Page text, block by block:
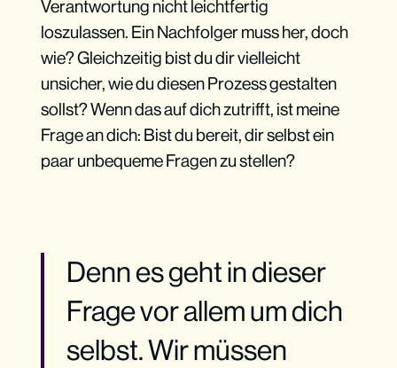
Verantwortung nicht leichtfertig
loszulassen. Ein Nachfolger muss her, doch
wie? Gleichzeitig bist du dir vielleicht
unsicher, wie du diesen Prozess gestalten
sollst? Wenn das auf dich zutrifft, ist meine
Frage an dich: Bist du bereit, dir selbst ein
paar unbequeme Fragen zu stellen?
Denn es geht in dieser
Frage vor allem um dich
selbst. Wir müssen